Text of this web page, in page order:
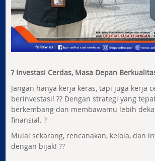
? Investasi Cerdas, Masa Depan
Jangan hanya kerja keras, tapi juga kerja
berinvestasi! ?? Dengan strategi yang
berkembang dan membawamu lebih
finansial. ?
Mulai sekarang, rencanakan, kelola, dan
dengan bijak! ??